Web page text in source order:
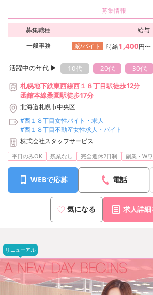
募集情報
募集職種
給与
一般事務
派/バイト 時給1,400円〜
活躍中の年代 ▶︎ 10代 20代 30代
札幌地下鉄東西線西１８丁目駅徒歩12分
函館本線桑園駅徒歩17分
北海道札幌市中央区
#西１８丁目女性バイト・求人
#西１８丁目不動産女性求人・バイト
株式会社スタッフサービス
平日のみOK 残業なし 完全週休2日制 副業・W
WEBで応募 電話
気になる 求人詳
リニューアル